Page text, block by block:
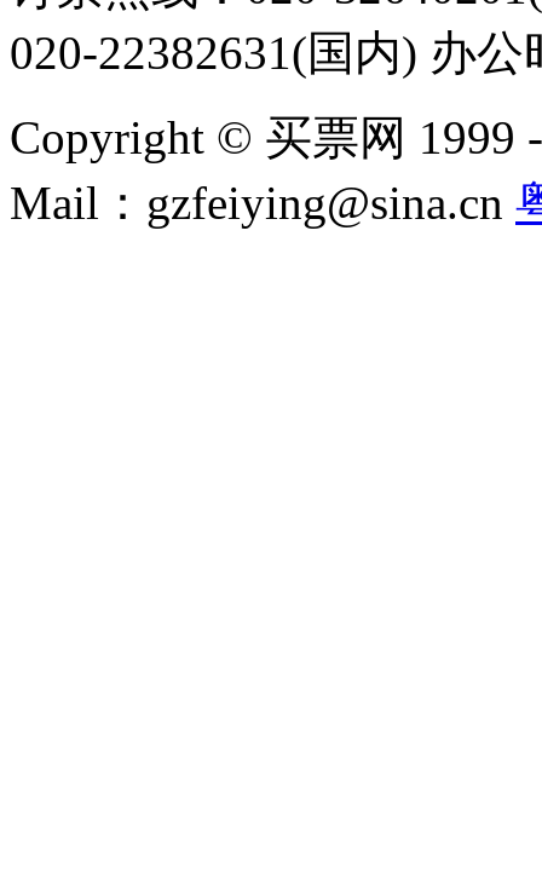
020-22382631(国内) 办
Copyright © 买票网 1999
Mail：gzfeiying@sina.cn